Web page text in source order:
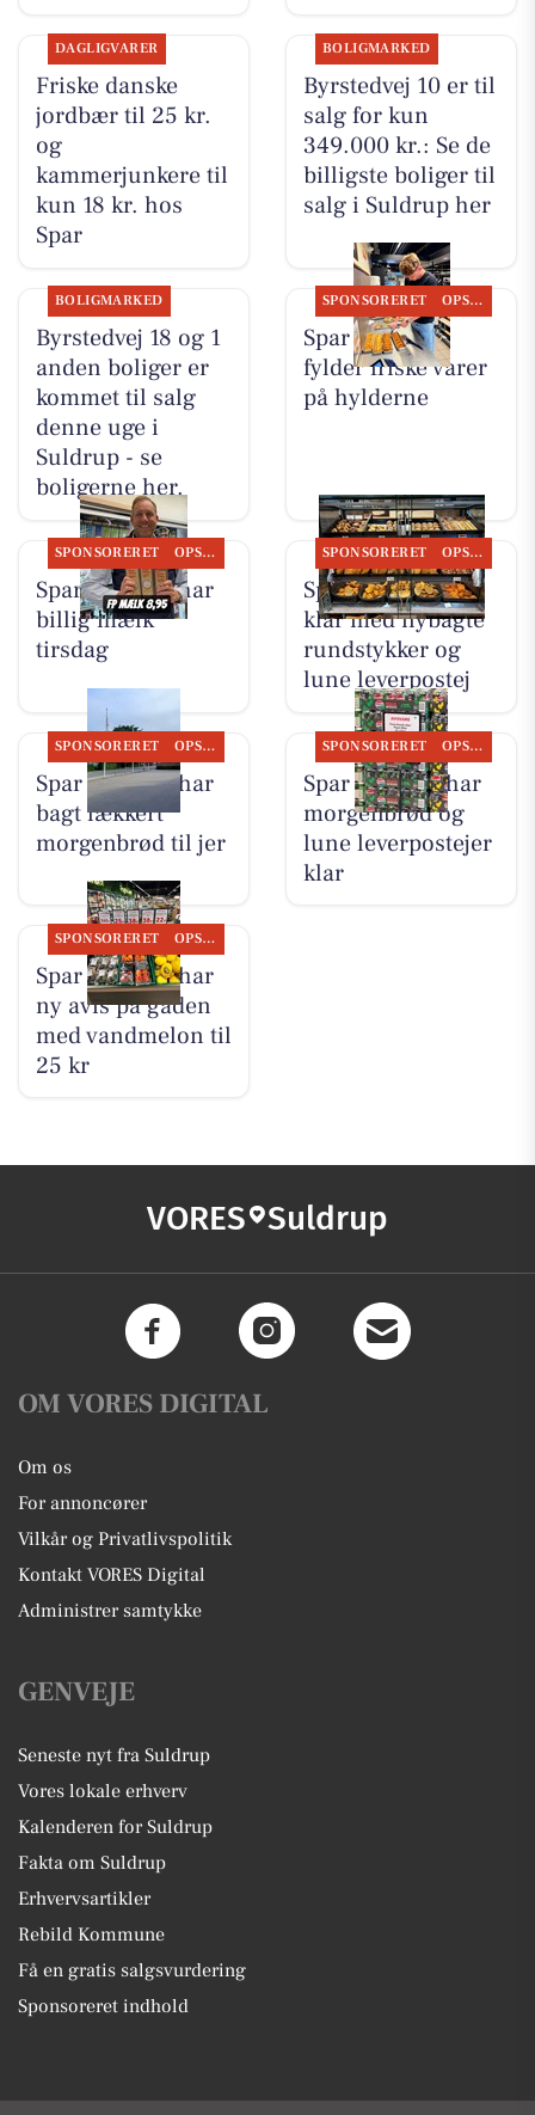
DAGLIGVARER
Friske danske
jordbær til 25 kr.
og
kammerjunkere til
kun 18 kr. hos
Spar
BOLIGMARKED
Byrstedvej 10 er til
salg for kun
349.000 kr.: Se de
billigste boliger til
salg i Suldrup her
BOLIGMARKED
Byrstedvej 18 og 1
anden boliger er
kommet til salg
denne uge i
Suldrup - se
boligerne her.
SPONSORERET OPSLAGSTAVLEN
Spar Suldrup
fylder friske varer
på hylderne
SPONSORERET OPSLAGSTAVLEN
Spar Suldrup har
billig mælk
tirsdag
SPONSORERET OPSLAGSTAVLEN
Spar Suldrup er
klar med nybagte
rundstykker og
lune leverpostej
SPONSORERET OPSLAGSTAVLEN
Spar Suldrup har
bagt lækkert
morgenbrød til jer
SPONSORERET OPSLAGSTAVLEN
Spar Suldrup har
morgenbrød og
lune leverpostejer
klar
SPONSORERET OPSLAGSTAVLEN
Spar Suldrup har
ny avis på gaden
med vandmelon til
25 kr
VORES Suldrup
OM VORES DIGITAL
Om os
For annoncører
Vilkår og Privatlivspolitik
Kontakt VORES Digital
Administrer samtykke
GENVEJE
Seneste nyt fra Suldrup
Vores lokale erhverv
Kalenderen for Suldrup
Fakta om Suldrup
Erhvervsartikler
Rebild Kommune
Få en gratis salgsvurdering
Sponsoreret indhold